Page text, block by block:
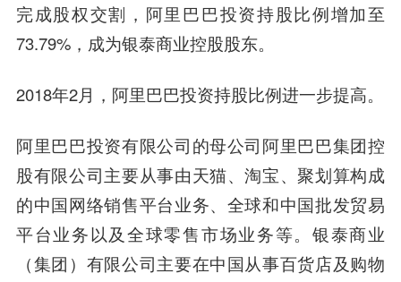
完成股权交割，阿里巴巴投资持股比例增加至
73.79%，成为银泰商业控股股东。
2018年2月，阿里巴巴投资持股比例进一步提高。
阿里巴巴投资有限公司的母公司阿里巴巴集团控
股有限公司主要从事由天猫、淘宝、聚划算构成
的中国网络销售平台业务、全球和中国批发贸易
平台业务以及全球零售市场业务等。银泰商业
（集团）有限公司主要在中国从事百货店及购物